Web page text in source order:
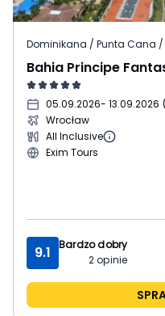
Dominikana / Punta Cana
Bahia Principe
05.09.2026- 13.09.2026 (
Wrocław
All Inclusive
Exim Tours
9.1
Bardzo dobry
2opinie